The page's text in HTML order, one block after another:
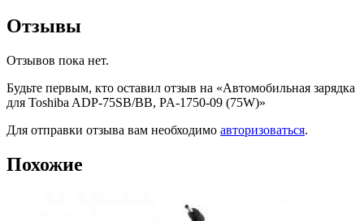
Отзывы
Отзывов пока нет.
Будьте первым, кто оставил отзыв на «Автомобильная зарядка
для Toshiba ADP-75SB/BB, PA-1750-09 (75W)»
Для отправки отзыва вам необходимо авторизоваться.
Похожие